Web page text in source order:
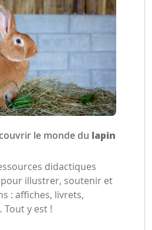
le monde du lapin
didactiques
illustrer, soutenir et
: affiches, livrets,
y est !